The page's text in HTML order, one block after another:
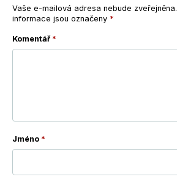
Vaše e-mailová adresa nebude zveřejněna.
informace jsou označeny *
Komentář *
Jméno *